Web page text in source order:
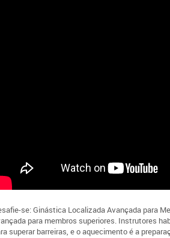
se: Ginástica Localizada Avançada para
para membros superiores. Instrutores
superar barreiras, e o aquecimento é a